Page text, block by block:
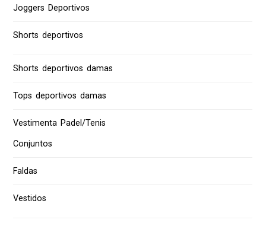
Joggers Deportivos
Shorts deportivos
Shorts deportivos damas
Tops deportivos damas
Vestimenta Padel/Tenis
Conjuntos
Faldas
Vestidos